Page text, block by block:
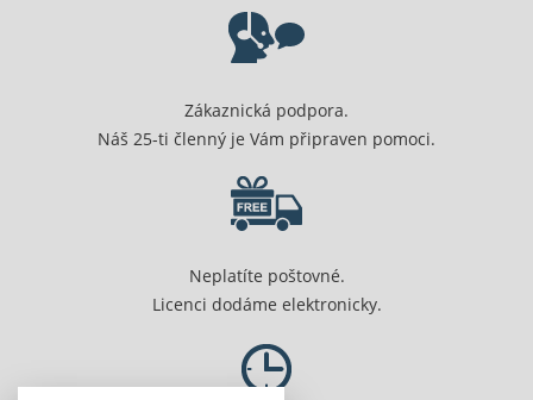
Zákaznická podpora.
Náš 25-ti členný je Vám připraven pomoci.
Neplatíte poštovné.
Licenci dodáme elektronicky.